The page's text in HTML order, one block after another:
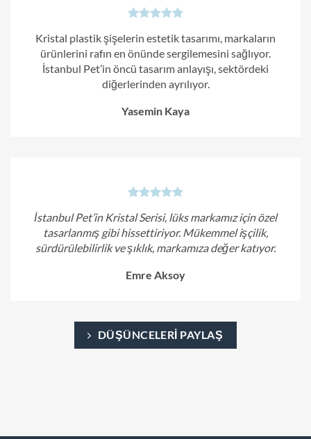
Kristal plastik şişelerin estetik tasarımı, markaların
ürünlerini rafın en önünde sergilemesini sağlıyor.
İstanbul Pet’in öncü tasarım anlayışı, sektördeki
diğerlerinden ayrılıyor.
Yasemin Kaya
İstanbul Pet’in Kristal Serisi, lüks markamız için özel
tasarlanmış gibi hissettiriyor. Mükemmel işçilik,
sürdürülebilirlik ve şıklık, markamıza değer katıyor.
Emre Aksoy
DÜŞÜNCELERI PAYLAŞ